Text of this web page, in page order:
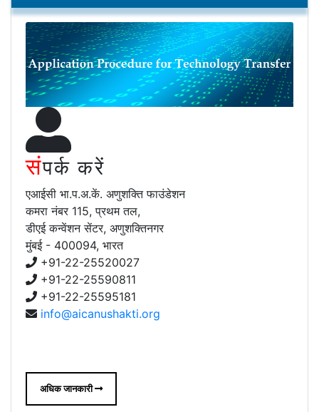
संपर्क करें
एआईसी भा.प.अ.कें. अणुशक्ति फाउंडेशन
कमरा नंबर 115, प्रथम तल,
डीएई कन्वेंशन सेंटर, अणुशक्तिनगर
मुंबई - 400094, भारत
+91-22-25520027
+91-22-25590811
+91-22-25595181
info@aicanushakti.org
अधिक जानकारी